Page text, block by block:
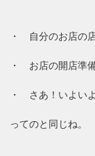
・ 自分のお店の
・ お店の開店準
・ さあ！いよい
ってのと同じね。